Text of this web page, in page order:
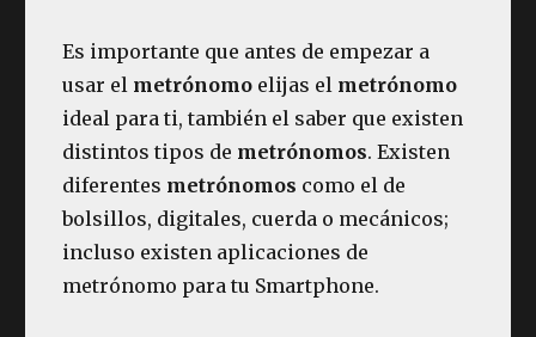
Es importante que antes de empezar a
usar el metrónomo elijas el metrónomo
ideal para ti, también el saber que existen
distintos tipos de metrónomos. Existen
diferentes metrónomos como el de
bolsillos, digitales, cuerda o mecánicos;
incluso existen aplicaciones de
metrónomo para tu Smartphone.